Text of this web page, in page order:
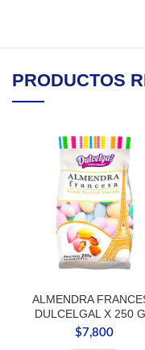
PRODUCTOS
ALMENDRA
DULCELGAL X 250
$7,800